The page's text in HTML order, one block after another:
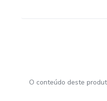
O conteúdo deste